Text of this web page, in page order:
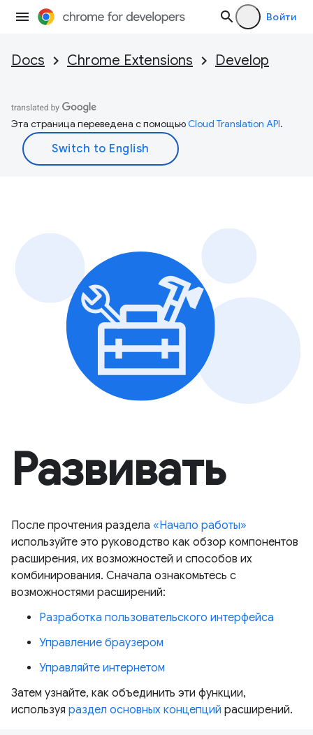
Войти
Docs Chrome Extensions Develop
Эта страница переведена с помощьюCloud Translation API.
Развивать
После прочтения раздела «Начало работы»
используйте это руководство как обзор компонентов
расширения, их возможностей и способов их
комбинирования. Сначала ознакомьтесь с
возможностями расширений:
Разработка пользовательского интерфейса
Управление браузером
Управляйте интернетом
Затем узнайте, как объединить эти функции,
используя раздел основных концепций расширений.